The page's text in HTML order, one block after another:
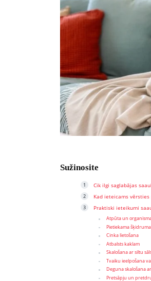
Sužinosite
Cik ilgi saglabājas
Kad ieteicams
Praktiski ieteikumi
Atpūta un
Pietiekama
Cinka lietošana
Atbalsts kaklam
Skalošana ar siltu
Tvaiku ieelpošana
Deguna skalošana
Pretsāpju un